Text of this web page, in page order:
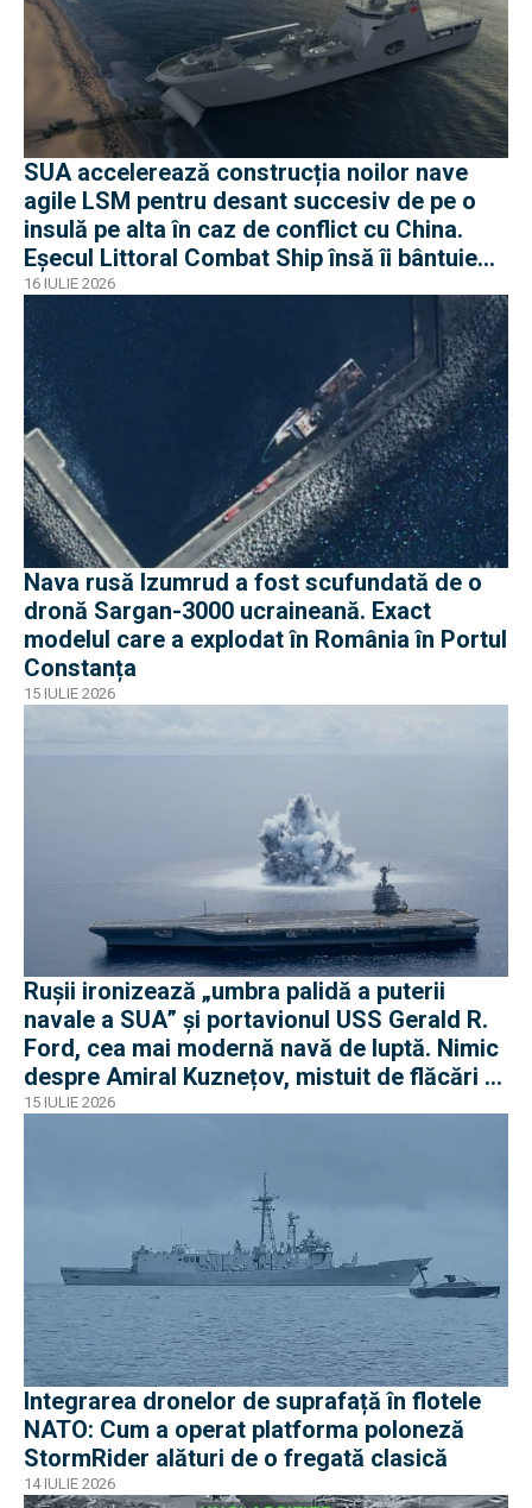
SUA accelerează construcția noilor nave
agile LSM pentru desant succesiv de pe o
insulă pe alta în caz de conflict cu China.
Eșecul Littoral Combat Ship însă îi bântuie
pe americani
16 IULIE 2026
Nava rusă Izumrud a fost scufundată de o
dronă Sargan-3000 ucraineană. Exact
modelul care a explodat în România în Portul
Constanța
15 IULIE 2026
Rușii ironizează „umbra palidă a puterii
navale a SUA” și portavionul USS Gerald R.
Ford, cea mai modernă navă de luptă. Nimic
despre Amiral Kuznețov, mistuit de flăcări și
ruginit la cheu
15 IULIE 2026
Integrarea dronelor de suprafață în flotele
NATO: Cum a operat platforma poloneză
StormRider alături de o fregată clasică
14 IULIE 2026